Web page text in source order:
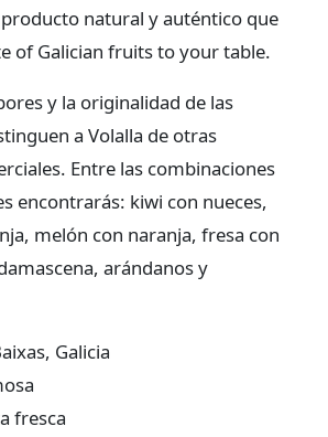
natural y auténtico que
of Galician fruits to your table.
y la originalidad de las
a Volalla de otras
Entre las combinaciones
encontrarás: kiwi con nueces,
melón con naranja, fresa con
arándanos y
Galicia
fresca